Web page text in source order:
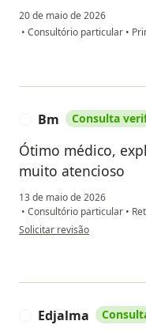
20 de maio de 2026
• Consultório particular •
Bm Consulta
Ótimo médico,
muito atencioso
13 de maio de 2026
• Consultório particular •
na opinião do utilizador Bm
Solicitar revisão
Edjalma